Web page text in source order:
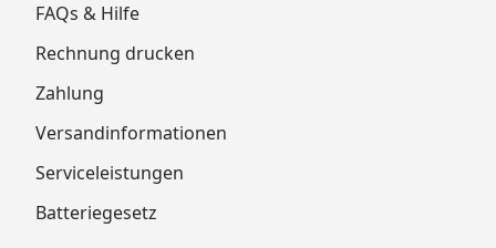
FAQs & Hilfe
Rechnung drucken
Zahlung
Versandinformationen
Serviceleistungen
Batteriegesetz